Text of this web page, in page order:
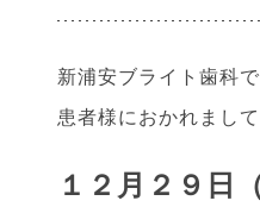
新浦安ブライト歯科
患者様におかれまし
１２月２９日